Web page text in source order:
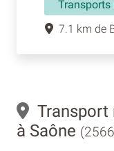
Transports
7.1 km de
Transport
à Saône